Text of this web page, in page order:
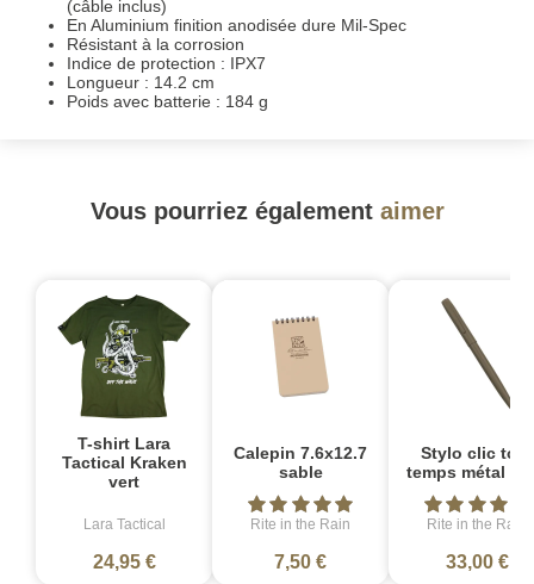
(câble inclus)
En Aluminium finition anodisée dure Mil-Spec
Résistant à la corrosion
Indice de protection : IPX7
Longueur : 14.2 cm
Poids avec batterie : 184 g
Vous pourriez également aimer
T-shirt Lara
Tactical Kraken
vert
Lara Tactical
24,95 €
Calepin 7.6x12.7
sable
Rite in the Rain
7,50 €
Stylo clic tout
temps métal
Rite in the Rain
33,00 €